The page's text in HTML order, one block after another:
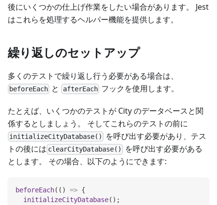
後にいくつかの仕上げ作業をしたい場合があります。 Jest
はこれらを処理するヘルパー機能を提供します。
繰り返しのセットアップ
多くのテストで繰り返し行う必要がある場合は、
beforeEach と afterEachフックを使用します。
たとえば、いくつかのテストが City のデータベースと関
係するとしましょう。 そしてこれらのテストの前に
initializeCityDatabase()
を呼び出す必要があり、テス
トの後には clearCityDatabase()
を呼び出す必要がある
とします。 その場合、以下のようにできます:
beforeEach( ( ) => {
initializeCityDatabase( ) ;